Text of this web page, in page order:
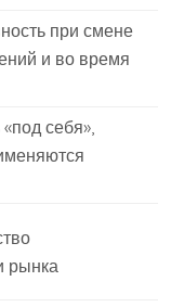
при смене
и во время
себя»,
рынка